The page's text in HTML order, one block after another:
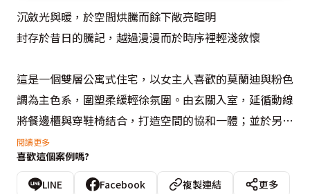
沉斂光與暖，於空間烘騰而餘下敞亮暄明
封存於昔日的騰記，越過漫漫而於時序裡輕淺敘懷
這是一個雙層公寓式住宅，以女主人喜歡的莫蘭迪與粉色
調為主色系，圍塑柔緩輕徐氛圍。由玄關入室，延循動線
將餐邊櫃與穿鞋椅結合，打造空間的協和一體；並於另一
側則規劃一處端景檯面，以展示個人品味雅興。
波浪流線的天花造型，圓緩修飾管線設備，另搭佐硅膠燈
閱讀更多
喜歡這個案例嗎?
LINE Facebook 複製連結
更多